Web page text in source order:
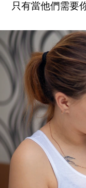
只有當他們需要